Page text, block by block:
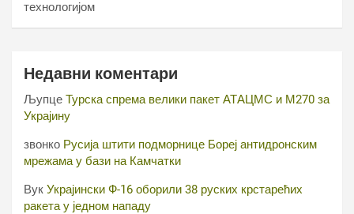
технологијом
Недавни коментари
Љупце Турска спрема велики пакет АТАЦМС и М270 за
Украјину
звонко Русија штити подморнице Бореј антидронским
мрежама у бази на Камчатки
Вук Украјински Ф-16 оборили 38 руских крстарећих
ракета у једном нападу